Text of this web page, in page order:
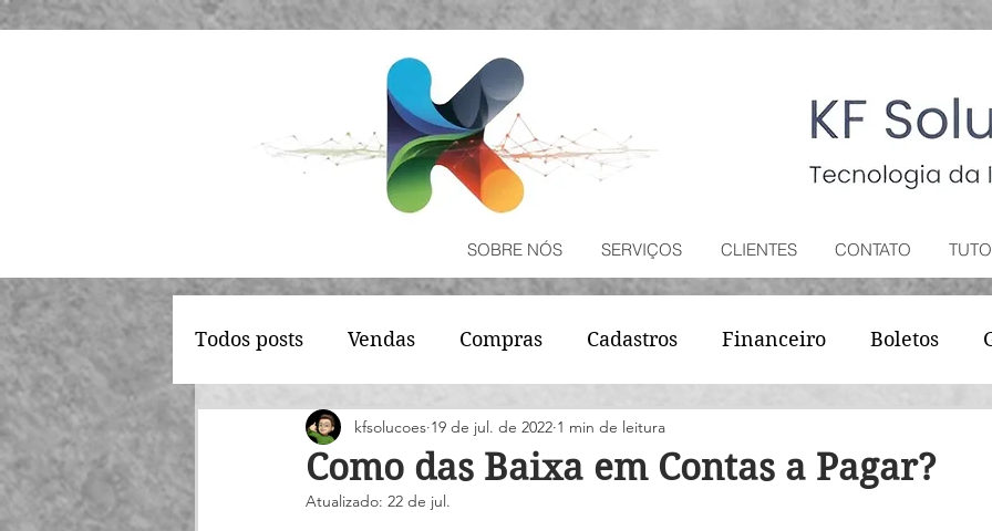
SOBRE NÓS SERVIÇOS CLIENTES CONTATO
Todos posts Vendas Compras Cadastros Financeiro Boletos
Estoque Fiscal
Como das Baixa em Contas a Pagar?
kfsolucoes 19 de jul. de 2022 1 min de leitura
Atualizado: 22 de jul.